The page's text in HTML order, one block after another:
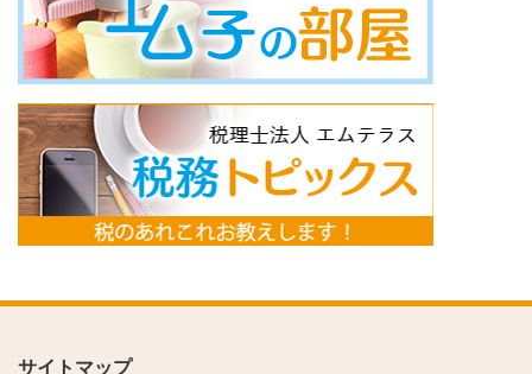
サイトマップ